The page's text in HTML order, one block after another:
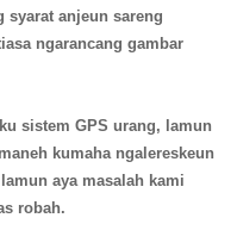
syarat anjeun sareng
ngarancang gambar
sistem GPS urang, lamun
kumaha ngalereskeun
aya masalah kami
robah.